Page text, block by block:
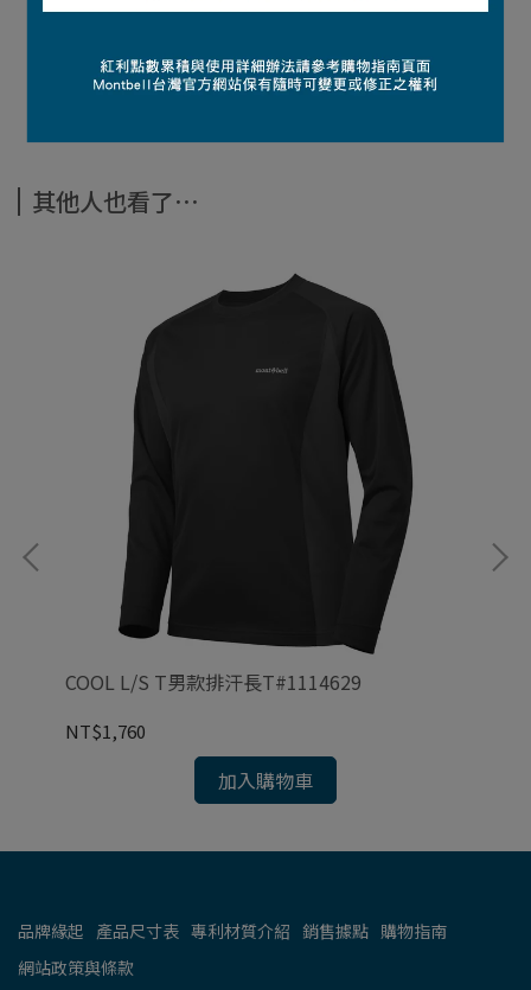
其他人也看了⋯
COOL L/S T男款排汗長T#1114629
NT$1,760
加入購物車
品牌緣起 產品尺寸表 專利材質介紹 銷售據點 購物指南
網站政策與條款